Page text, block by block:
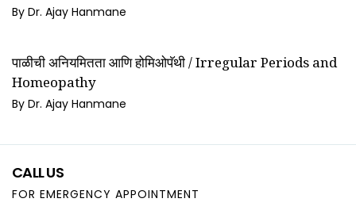
By Dr. Ajay Hanmane
पाळीची अनियमितता आणि होमिओपॅथी / Irregular Periods and
Homeopathy
By Dr. Ajay Hanmane
CALL US
FOR EMERGENCY APPOINTMENT